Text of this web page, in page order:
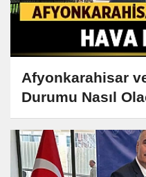
Afyonkarahisar
Durumu Nasıl